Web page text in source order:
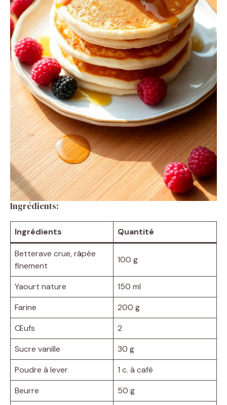
Ingrédients:
Ingrédients Quantité
Betterave crue, râpée
finement
100 g
Yaourt nature
150 ml
Farine
200 g
Œufs
2
Sucre vanille
30 g
Poudre à lever
1 c. à café
Beurre
50 g